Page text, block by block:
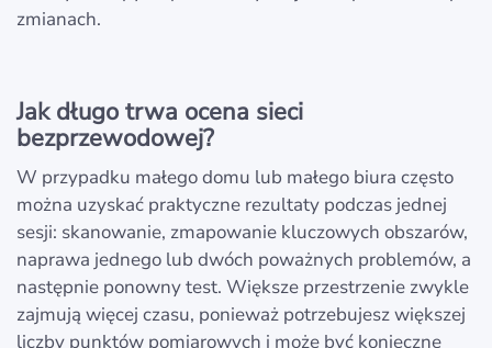
zmianach.
Jak długo trwa ocena sieci
bezprzewodowej?
W przypadku małego domu lub małego biura często
można uzyskać praktyczne rezultaty podczas jednej
sesji: skanowanie, zmapowanie kluczowych obszarów,
naprawa jednego lub dwóch poważnych problemów, a
następnie ponowny test. Większe przestrzenie zwykle
zajmują więcej czasu, ponieważ potrzebujesz większej
liczby punktów pomiarowych i może być konieczne